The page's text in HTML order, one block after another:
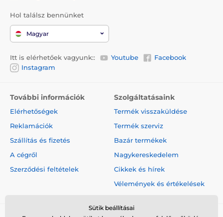
Hol találsz bennünket
Magyar
Itt is elérhetőek vagyunk:: Youtube
Facebook
Instagram
További információk
Elérhetőségek
Reklamációk
Szállítás és fizetés
A cégről
Szerződési feltételek
Szolgáltatásaink
Termék visszaküldése
Termék szerviz
Bazár termékek
Nagykereskedelem
Cikkek és hírek
Vélemények és értékelések
Sütik beállításai